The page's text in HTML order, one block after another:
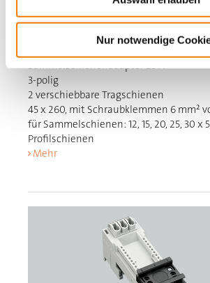
Nur notwendige
32439000
Sammelschienenadapter 25 A
3-polig
2 verschiebbare Tragschienen
45 x 260, mit Schraubklemmen 6 mm²
für Sammelschienen: 12, 15, 20, 25, 30 x
Profilschienen
Mehr